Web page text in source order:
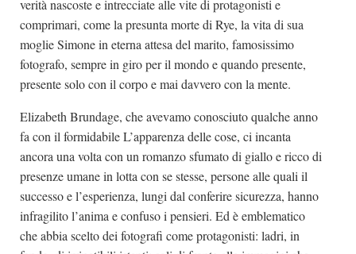
verità nascoste e intrecciate alle vite di protagonisti e
comprimari, come la presunta morte di Rye, la vita di sua
moglie Simone in eterna attesa del marito, famosissimo
fotografo, sempre in giro per il mondo e quando presente,
presente solo con il corpo e mai davvero con la mente.
Elizabeth Brundage, che avevamo conosciuto qualche anno
fa con il formidabile L’apparenza delle cose, ci incanta
ancora una volta con un romanzo sfumato di giallo e ricco di
presenze umane in lotta con se stesse, persone alle quali il
successo e l’esperienza, lungi dal conferire sicurezza, hanno
infragilito l’anima e confuso i pensieri. Ed è emblematico
che abbia scelto dei fotografi come protagonisti: ladri, in